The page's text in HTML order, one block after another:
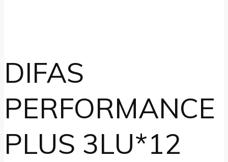
DIFAS
PERFORMANCE
PLUS 3LU*12